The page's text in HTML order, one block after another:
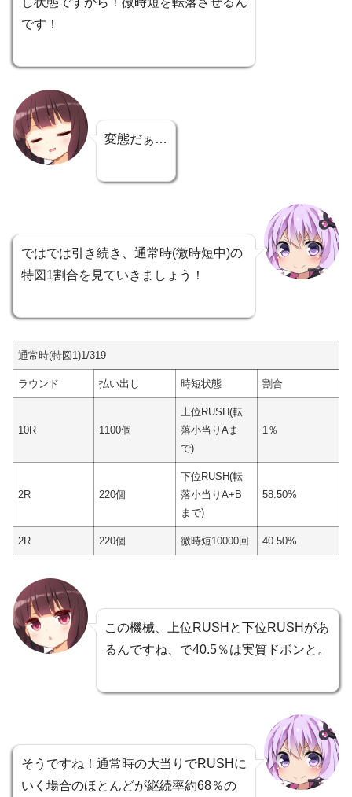
です！
変態だぁ…
ではでは引き続き、通常時(微時短中)の
特図1割合を見ていきましょう！
通常時(特図1)1/319
ラウンド 払い出し 時短状態 割合
10R 1100個
上位RUSH(転
落小当りAま
で)
1％
2R 220個
下位RUSH(転
落小当りA+B
まで)
58.50%
2R 220個 微時短10000回 40.50%
この機械、上位RUSHと下位RUSHがあ
るんですね、で40.5％は実質ドボンと。
そうですね！通常時の大当りでRUSHに
いく場合のほとんどが継続率約68％の